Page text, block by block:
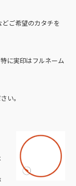
どご希望のカタチを
に実印はフルネーム
い。